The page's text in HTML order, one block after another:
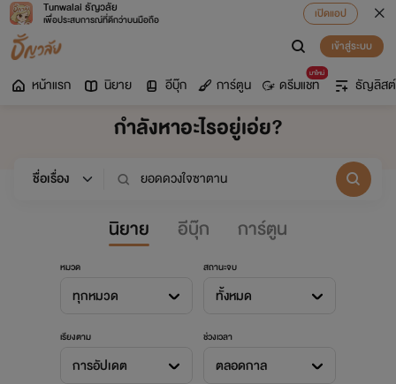
Tunwalai ธัญวลัย
เพื่อประสบการณ์ที่ดีกว่าบนมือถือ
เปิดแอป
เข้าสู่ระบบ
หน้าแรก นิยาย อีบุ๊ก การ์ตูน
มาใหม่
ดรีมแชท ธัญลิสต์
กำลังหาอะไรอยู่เอ่ย?
นิยาย อีบุ๊ก การ์ตูน
หมวด
ทุกหมวด
สถานะจบ
ทั้งหมด
เรียงตาม
การอัปเดต
ช่วงเวลา
ตลอดกาล